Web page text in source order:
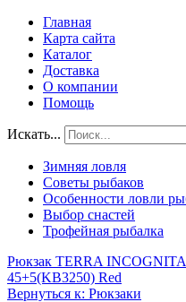
Главная
Карта сайта
Каталог
Доставка
О компании
Помощь
Искать...
Зимняя ловля
Советы рыбаков
Особенности ловли
Выбор снастей
Трофейная рыбалка
Рюкзак TERRA
45+5(KB3250) Red
Вернуться к: Рюкзаки